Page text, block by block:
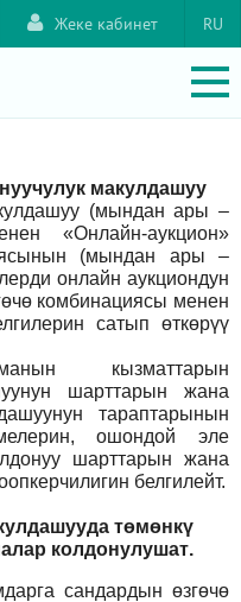
RU
Жеке кабинет
макулдашуу
(мындан ары –
«Онлайн-аукцион»
(мындан ары –
онлайн аукциондун
комбинациясы менен
сатып өткөрүү
кызматтарын
шарттарын жана
тараптарынын
ошондой эле
шарттарын жана
белгилейт.
төмөнкү
колдонулушат.
сандардын өзгөчө